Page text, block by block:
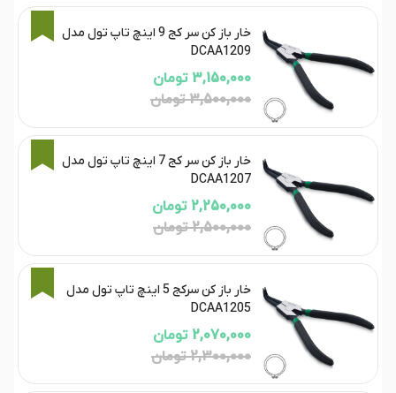
10%
خار باز کن سر کج 9 اینچ تاپ تول مدل
DCAA1209
3,150,000 تومان
3,500,000 تومان
10%
خار باز کن سر کج 7 اینچ تاپ تول مدل
DCAA1207
2,250,000 تومان
2,500,000 تومان
10%
خار باز کن سرکج 5 اینچ تاپ تول مدل
DCAA1205
2,070,000 تومان
2,300,000 تومان